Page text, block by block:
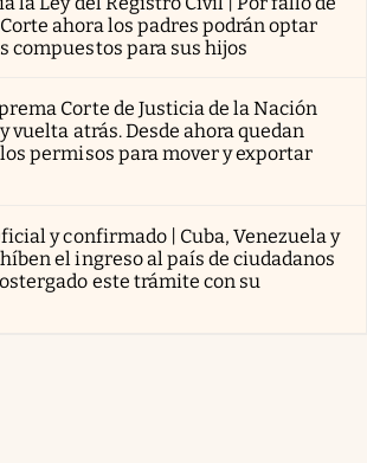
ahora los padres podrán optar
compuestos para sus hijos
Corte de Justicia de la Nación
vuelta atrás. Desde ahora quedan
permisos para mover y exportar
y confirmado | Cuba, Venezuela y
el ingreso al país de ciudadanos
este trámite con su